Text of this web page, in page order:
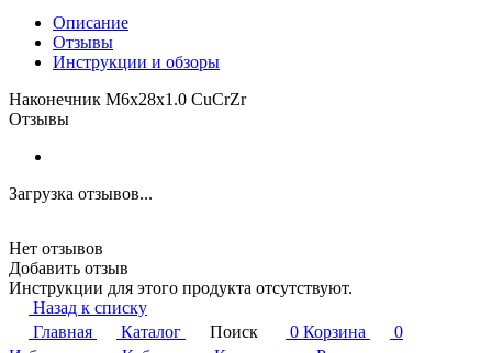
Описание
Отзывы
Инструкции и обзоры
Наконечник М6х28х1.0 CuCrZr
Отзывы
Загрузка отзывов...
Нет отзывов
Добавить отзыв
Инструкции для этого продукта отсутствуют.
Назад к списку
Главная
Каталог Поиск 0 Корзина
0